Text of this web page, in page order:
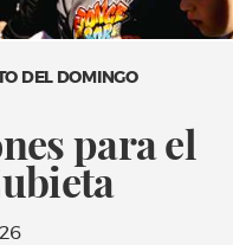
DEL DOMINGO
para el